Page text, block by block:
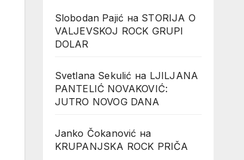
Slobodan Pajić на STORIJA O
VALJEVSKOJ ROCK GRUPI
DOLAR
Svetlana Sekulić на LJILJANA
PANTELIĆ NOVAKOVIĆ:
JUTRO NOVOG DANA
Janko Čokanović на
KRUPANJSKA ROCK PRIČA